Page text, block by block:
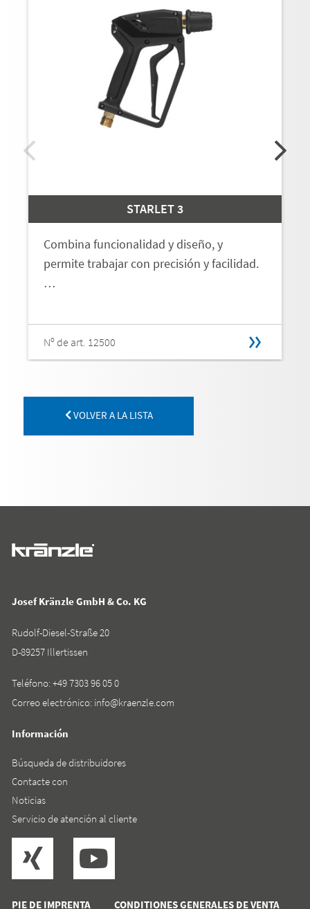
STARLET 3
Combina funcionalidad y diseño, y
permite trabajar con precisión y facilidad.
…
Nº de art. 12500
VOLVER A LA LISTA
PIE DE IMPRENTA CONDITIONES GENERALES DE VENTA
Josef Kränzle GmbH & Co. KG
Rudolf-Diesel-Straße 20
D-89257 Illertissen
Teléfono:+49 7303 96 05 0
Correo electrónico: info@kraenzle.com
Información
Búsqueda de distribuidores
Contacte con
Noticias
Servicio de atención al cliente